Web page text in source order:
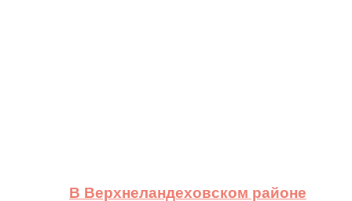
В Верхнеландеховском районе